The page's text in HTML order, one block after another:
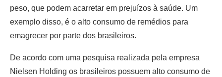
peso, que podem acarretar em prejuízos à saúde. Um
exemplo disso, é o alto consumo de remédios para
emagrecer por parte dos brasileiros.
De acordo com uma pesquisa realizada pela empresa
Nielsen Holding os brasileiros possuem alto consumo de